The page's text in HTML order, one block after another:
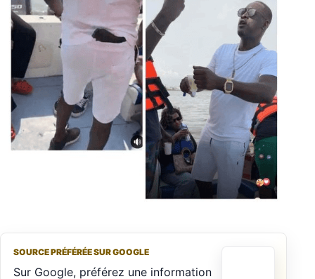
SOURCE PRÉFÉRÉE SUR GOOGLE
Sur Google, préférez une information